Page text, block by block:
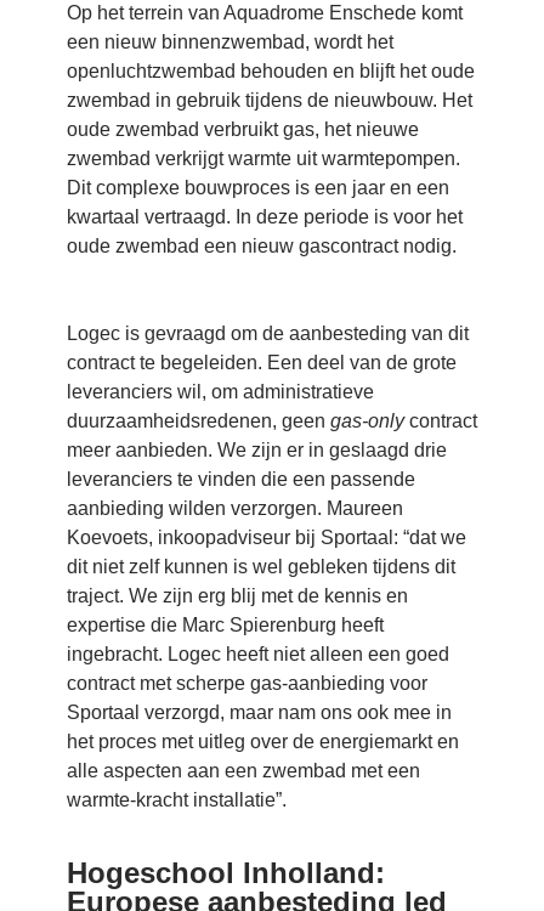
Op het terrein van Aquadrome Enschede komt
een nieuw binnenzwembad, wordt het
openluchtzwembad behouden en blijft het oude
zwembad in gebruik tijdens de nieuwbouw. Het
oude zwembad verbruikt gas, het nieuwe
zwembad verkrijgt warmte uit warmtepompen.
Dit complexe bouwproces is een jaar en een
kwartaal vertraagd. In deze periode is voor het
oude zwembad een nieuw gascontract nodig.
Logec is gevraagd om de aanbesteding van dit
contract te begeleiden. Een deel van de grote
leveranciers wil, om administratieve
duurzaamheidsredenen, geen gas-onlycontract
meer aanbieden. We zijn er in geslaagd drie
leveranciers te vinden die een passende
aanbieding wilden verzorgen. Maureen
Koevoets, inkoopadviseur bij Sportaal: “dat we
dit niet zelf kunnen is wel gebleken tijdens dit
traject. We zijn erg blij met de kennis en
expertise die Marc Spierenburg heeft
ingebracht. Logec heeft niet alleen een goed
contract met scherpe gas-aanbieding voor
Sportaal verzorgd, maar nam ons ook mee in
het proces met uitleg over de energiemarkt en
alle aspecten aan een zwembad met een
warmte-kracht installatie”.
Hogeschool Inholland:
Europese aanbesteding led